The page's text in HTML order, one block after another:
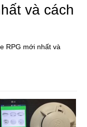
và cách
RPG mới nhất và